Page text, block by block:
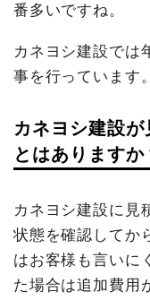
番多いですね。
カネヨシ建設では
事を行っています。
カネヨシ建設
とはありますか
カネヨシ建設に見
状態を確認してか
はお客様も言いに
た場合は追加費用